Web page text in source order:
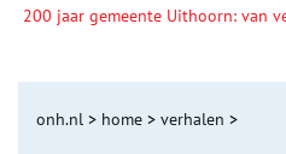
200 jaar gemeente Uithoorn: van
onh.nl > home > verhalen >